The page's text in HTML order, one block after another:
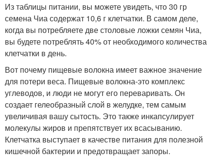
Из таблицы питании, вы можете увидеть, что 30 гр
семена Чиа содержат 10,6 г клетчатки. В самом деле,
когда вы потребляете две столовые ложки семян Чиа,
вы будете потреблять 40% от необходимого количества
клетчатки в день.
Вот почему пищевые волокна имеет важное значение
для потери веса. Пищевые волокна-это комплекс
углеводов, и люди не могут его переваривать. Он
создает гелеобразный слой в желудке, тем самым
увеличивая вашу сытость. Это также инкапсулирует
молекулы жиров и препятствует их всасыванию.
Клетчатка выступает в качестве питания для полезной
кишечной бактерии и предотвращает запоры.